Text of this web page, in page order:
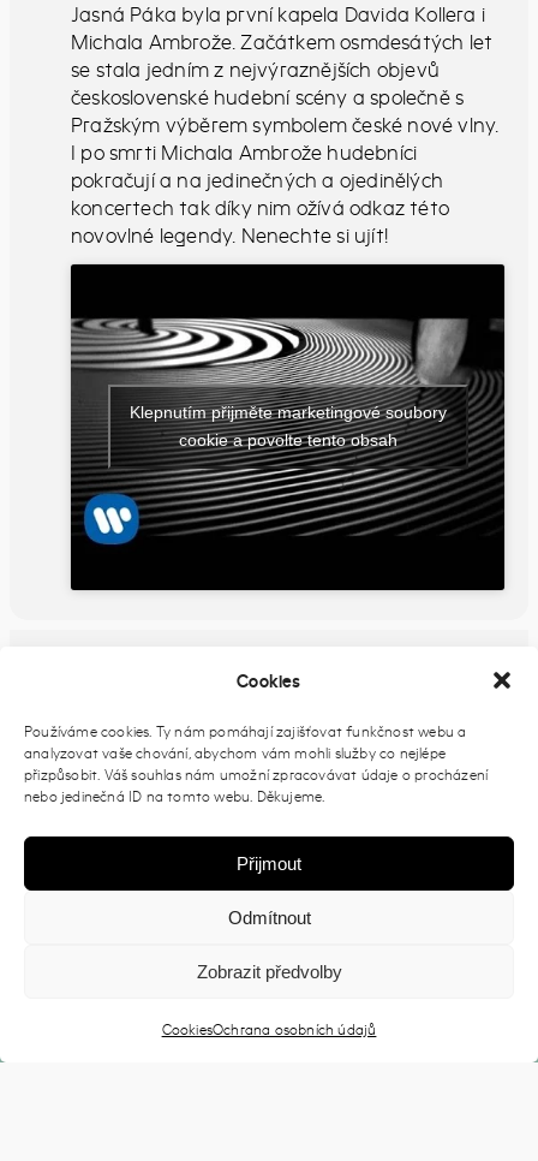
Cookies
Používáme cookies. Ty nám pomáhají zajišťovat funkčnost webu a
analyzovat vaše chování, abychom vám mohli služby co nejlépe
přizpůsobit. Váš souhlas nám umožní zpracovávat údaje o procházení
nebo jedinečná ID na tomto webu. Děkujeme.
Přijmout
Odmítnout
Zobrazit předvolby
CookiesOchrana osobních údajů
Jasná Páka byla první kapela Davida Kollera i
Michala Ambrože. Začátkem osmdesátých let
se stala jedním z nejvýraznějších objevů
československé hudební scény a společně s
Pražským výběrem symbolem české nové vlny.
I po smrti Michala Ambrože hudebníci
pokračují a na jedinečných a ojedinělých
koncertech tak díky nim ožívá odkaz této
novovlné legendy. Nenechte si ujít!
Klepnutím přijměte marketingové soubory
cookie a povolte tento obsah
PŘIDAT DO KALENDÁŘE